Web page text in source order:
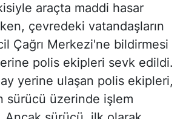
araçta maddi hasar
çevredeki vatandaşların
Çağrı Merkezi'ne bildirmesi
polis ekipleri sevk edildi.
yerine ulaşan polis ekipleri,
sürücü üzerinde işlem